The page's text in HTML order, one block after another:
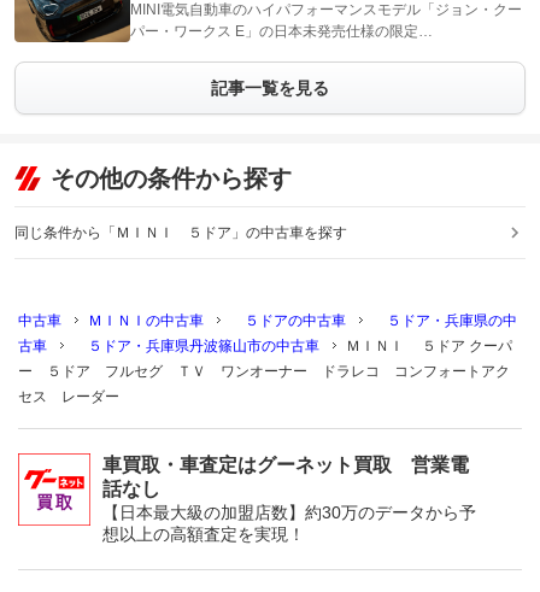
MINI電気自動車のハイパフォーマンスモデル「ジョン・クー
パー・ワークス E」の日本未発売仕様の限定…
記事一覧を見る
その他の条件から探す
同じ条件から「ＭＩＮＩ ５ドア」の中古車を探す
中古車 ＭＩＮＩの中古車 ５ドアの中古車
５ドア・兵庫県の中
古車
５ドア・兵庫県丹波篠山市の中古車
ＭＩＮＩ ５ドア クーパ
ー ５ドア フルセグ ＴＶ ワンオーナー ドラレコ コンフォートアク
セス レーダー
車買取・車査定はグーネット買取 営業電
話なし
【日本最大級の加盟店数】約30万のデータから予
想以上の高額査定を実現！